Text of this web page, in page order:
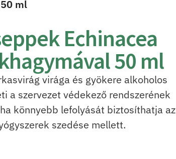
ml
Echinacea
50 ml
virága és gyökere alkoholos
a szervezet védekező rendszerének
könnyebb lefolyását biztosíthatja az
szedése mellett.